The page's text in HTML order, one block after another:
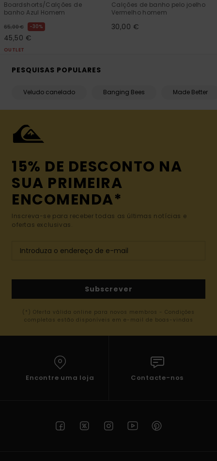
Boardshorts/Calções de
banho Azul Homem
65,00 € 30%
45,50 €
OUTLET
Calções de banho pelo joelho
Vermelho homem
30,00 €
PESQUISAS POPULARES
Veludo canelado Banging Bees Made Better
15% DE DESCONTO NA
SUA PRIMEIRA
ENCOMENDA*
Inscreva-se para receber todas as últimas notícias e
ofertas exclusivas.
Subscrever
(*) Oferta válida online para novos membros - Condições
completas estão disponíveis em e-mail de boas-vindas
Encontre uma loja Contacte-nos